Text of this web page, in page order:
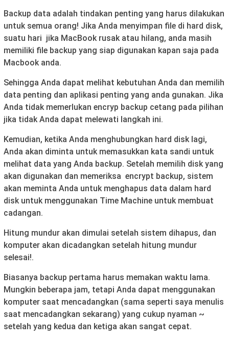
Backup data adalah tindakan penting yang harus dilakukan
untuk semua orang! Jika Anda menyimpan file di hard disk,
suatu hari jika MacBook rusak atau hilang, anda masih
memiliki file backup yang siap digunakan kapan saja pada
Macbook anda.
Sehingga Anda dapat melihat kebutuhan Anda dan memilih
data penting dan aplikasi penting yang anda gunakan. Jika
Anda tidak memerlukan encryp backup cetang pada pilihan
jika tidak Anda dapat melewati langkah ini.
Kemudian, ketika Anda menghubungkan hard disk lagi,
Anda akan diminta untuk memasukkan kata sandi untuk
melihat data yang Anda backup. Setelah memilih disk yang
akan digunakan dan memeriksa encrypt backup, sistem
akan meminta Anda untuk menghapus data dalam hard
disk untuk menggunakan Time Machine untuk membuat
cadangan.
Hitung mundur akan dimulai setelah sistem dihapus, dan
komputer akan dicadangkan setelah hitung mundur
selesai!.
Biasanya backup pertama harus memakan waktu lama.
Mungkin beberapa jam, tetapi Anda dapat menggunakan
komputer saat mencadangkan (sama seperti saya menulis
saat mencadangkan sekarang) yang cukup nyaman ~
setelah yang kedua dan ketiga akan sangat cepat.